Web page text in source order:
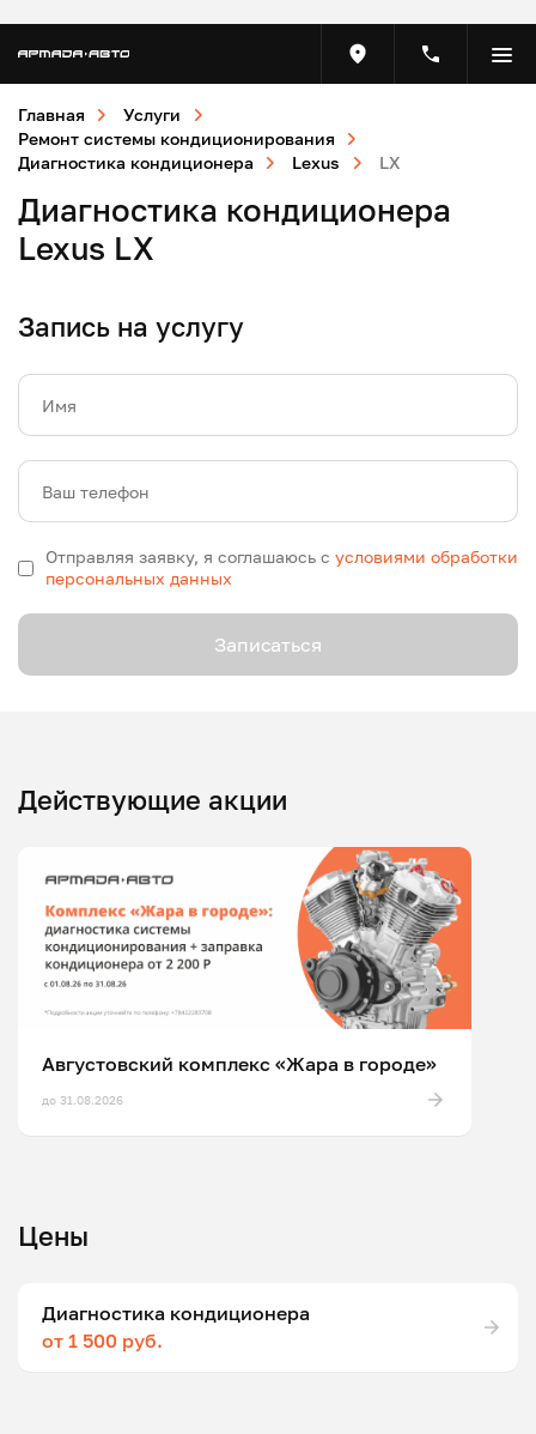
Главная
Услуги
Ремонт системы кондиционирования
Диагностика кондиционера
Lexus LX
Диагностика кондиционера
Lexus LX
Запись на услугу
Имя
Ваш телефон
Отправляя заявку, я соглашаюсь с условиями обработки
персональных данных
Записаться
Действующие акции
Августовский комплекс «Жара в городе»
до 31.08.2026
Цены
Диагностика кондиционера
от 1 500 руб.